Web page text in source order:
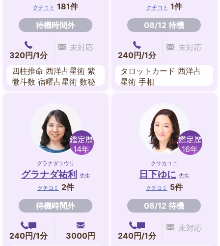
クチコミ
181件
待機時間外
320円/1分
未対応
四柱推命 西洋占星術 紫
微斗数 宿曜占星術 数秘
クチコミ 1件
08/12 待機
240円/1分
未対応
タロットカード 西洋占
星術 手相
鑑定歴
14年
グラナダユウリ
グラナダ祐利 先生
クチコミ
2件
待機時間外
240円/1分
3000円
鑑定歴
16年
クサカユニ
日下ゆに 先生
クチコミ
5件
08/12 待機
240円/1分
未対応